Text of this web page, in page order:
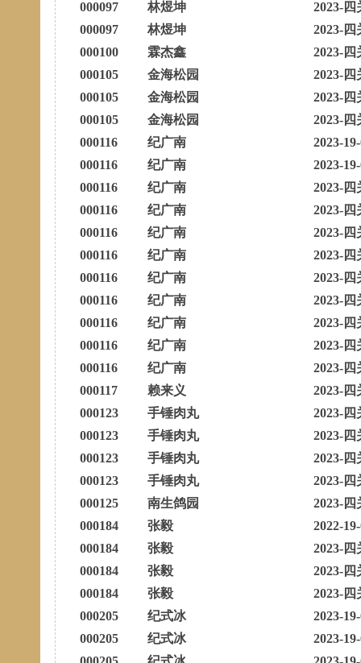
000097
林煜坤
2023-四
000097
林煜坤
2023-四
000100
霖杰鑫
2023-四
000105
金海松园
2023-四
000105
金海松园
2023-四
000105
金海松园
2023-四
000116
纪广南
2023-
000116
纪广南
2023-
000116
纪广南
2023-四
000116
纪广南
2023-四
000116
纪广南
2023-四
000116
纪广南
2023-四
000116
纪广南
2023-四
000116
纪广南
2023-四
000116
纪广南
2023-四
000116
纪广南
2023-四
000116
纪广南
2023-四
000117
赖来义
2023-四
000123
手锤肉丸
2023-四
000123
手锤肉丸
2023-四
000123
手锤肉丸
2023-四
000123
手锤肉丸
2023-四
000125
南生鸽园
2023-四
000184
张毅
2022-
000184
张毅
2023-四
000184
张毅
2023-四
000184
张毅
2023-四
000205
纪式冰
2023-
000205
纪式冰
2023-